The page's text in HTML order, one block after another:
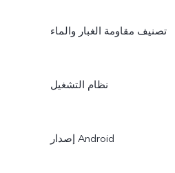
تصنيف مقاومة الغبار والماء
نظام التشغيل
إصدار Android